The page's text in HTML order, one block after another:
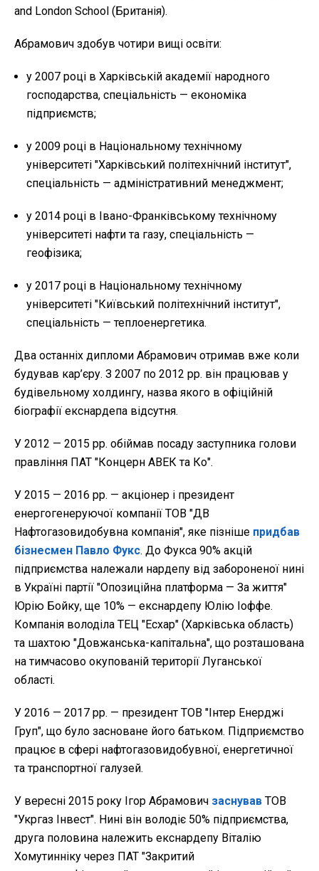
and London School (Британія).
Абрамович здобув чотири вищі освіти:
у 2007 році в Харківській академії народного
господарства, спеціальність — економіка
підприємств;
у 2009 році в Національному технічному
університеті "Харківський політехнічний інститут",
спеціальність — адміністративний менеджмент;
у 2014 році в Івано-Франківському технічному
університеті нафти та газу, спеціальність —
геофізика;
у 2017 році в Національному технічному
університеті "Київський політехнічний інститут",
спеціальність — теплоенергетика.
Два останніх дипломи Абрамович отримав вже коли
будував кар’єру. З 2007 по 2012 рр. він працював у
будівельному холдингу, назва якого в офіційній
біографії екснардепа відсутня.
У 2012 — 2015 рр. обіймав посаду заступника голови
правління ПАТ "Концерн АВЕК та Ко".
У 2015 — 2016 рр. — акціонер і президент
енергогенеруючої компанії ТОВ "ДВ
Нафтогазовидобувна компанія", яке пізніше придбав
бізнесмен Павло Фукс. До Фукса 90% акцій
підприємства належали нардепу від забороненої нині
в Україні партії "Опозиційна платформа — За життя"
Юрію Бойку, ще 10% — екснардепу Юлію Іоффе.
Компанія володіла ТЕЦ "Есхар" (Харківська область)
та шахтою "Довжанська-капітальна", що розташована
на тимчасово окупованій території Луганської
області.
У 2016 — 2017 рр. — президент ТОВ "Інтер Енерджі
Груп", що було засноване його батьком. Підприємство
працює в сфері нафтогазовидобувної, енергетичної
та транспортної галузей.
У вересні 2015 року Ігор Абрамович заснував ТОВ
"Укргаз Інвест". Нині він володіє 50% підприємства,
друга половина належить екснардепу Віталію
Хомутинніку через ПАТ "Закритий